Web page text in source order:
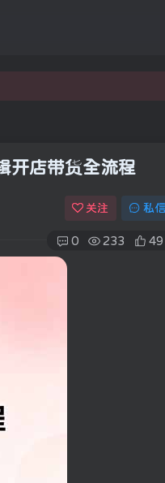
开店带货全流程
关注 私信
0 233 49